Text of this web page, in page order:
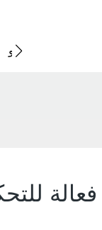
فيديو